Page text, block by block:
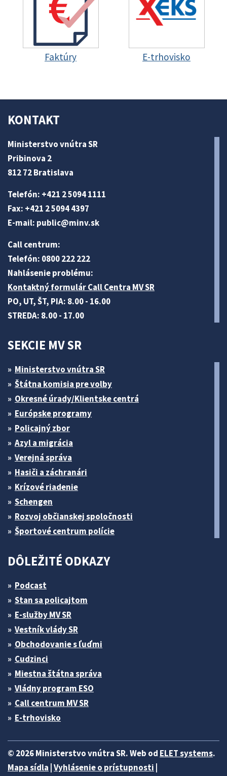
Faktúry E-trhovisko
KONTAKT
Ministerstvo vnútra SR
Pribinova 2
812 72 Bratislava
Telefón: +421 2 5094 1111
Fax: +421 2 5094 4397
E-mail: public@minv.sk
Call centrum:
Telefón: 0800 222 222
Nahlásenie problému:
Kontaktný formulár Call Centra MV SR
PO, UT, ŠT, PIA: 8.00 - 16.00
STREDA: 8.00 - 17.00
SEKCIE MV SR
Ministerstvo vnútra SR
Štátna komisia pre volby
Okresné úrady/Klientske centrá
Európske programy
Policajný zbor
Azyl a migrácia
Verejná správa
Hasiči a záchranári
Krízové riadenie
Schengen
Rozvoj občianskej spoločnosti
Športové centrum polície
DÔLEŽITÉ ODKAZY
Podcast
Stan sa policajtom
E-služby MV SR
Vestník vlády SR
Obchodovanie s ľuďmi
Cudzinci
Miestna štátna správa
Vládny program ESO
Call centrum MV SR
E-trhovisko
© 2026 Ministerstvo vnútra SR. Web od ELET systems.
Mapa sídla Vyhlásenie o prístupnosti